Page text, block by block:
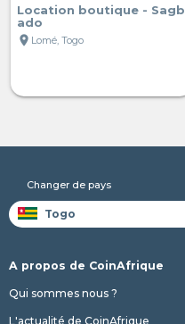
Location boutique - Sagb
ado
location_on Lomé, Togo
Changer de pays
A propos de CoinAfrique
Qui sommes nous ?
L'actualité de CoinAfrique